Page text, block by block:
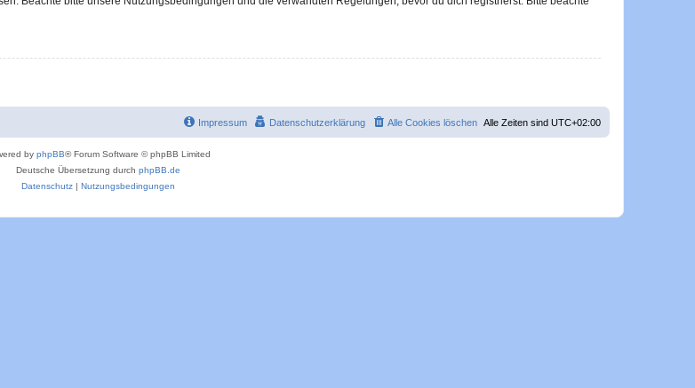
Alle Zeiten sind UTC+02:00
Alle Cookies löschen
Datenschutzerklärung
Impressum
by phpBB® Forum Software © phpBB Limited
Deutsche Übersetzung durch phpBB.de
Datenschutz| Nutzungsbedingungen